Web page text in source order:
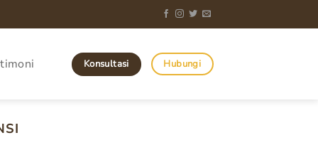
Konsultasi Hubungi